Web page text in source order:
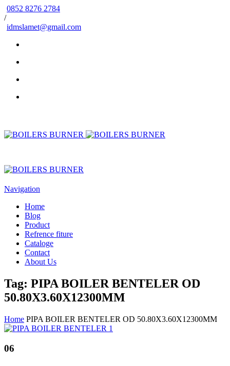
0852 8276 2784
/
idmslamet@gmail.com
Navigation
Home
Blog
Product
Refrence fiture
Cataloge
Contact
About Us
Tag: PIPA BOILER BENTELER OD
50.80X3.60X12300MM
Home PIPA BOILER BENTELER OD 50.80X3.60X12300MM
06